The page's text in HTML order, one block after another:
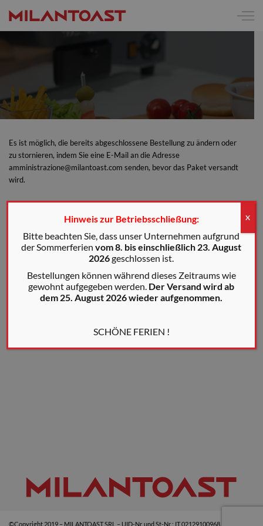
Es ist möglich, die bereits abgeschlossene Bestellung zu ändern oder
zu stornieren, indem Sie eine E-Mail an die Adresse
amministrazione@milantoast.com senden, bevor das Paket versandt
wird.
©Copyright 2019 – MILANTOAST SRL – UID-Nr. und St-Nr : IT 02129100968 –
Hinweis zur Betriebsschließung:
Bitte beachten Sie, dass unser Unternehmen aufgrund
der Sommerferienvom 8. bis einschließlich 23. August
2026geschlossen ist.
Bestellungen können während dieses Zeitraums wie
gewohnt aufgegeben werden. Der Versand wird ab
dem 25. August 2026 wieder aufgenommen.
SCHÖNE FERIEN !
X